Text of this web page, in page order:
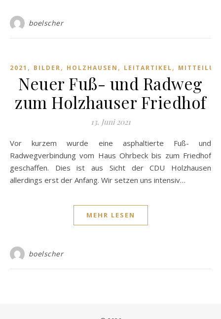
boelscher
2021 , BILDER, HOLZHAUSEN , LEITARTIKEL,
Neuer Fuß- und Radweg
zum Holzhauser Friedhof
13. Juni 2021
Vor kurzem wurde eine asphaltierte Fuß- und
Radwegverbindung vom Haus Ohrbeck bis zum Friedhof
geschaffen. Dies ist aus Sicht der CDU Holzhausen
allerdings erst der Anfang. Wir setzen uns intensiv…
MEHR LESEN
boelscher